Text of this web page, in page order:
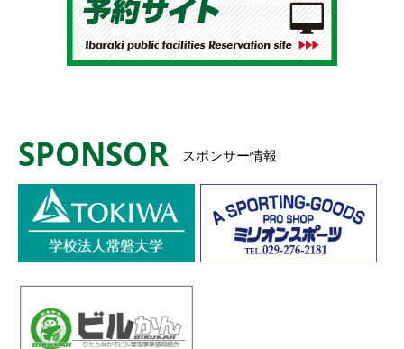
SPONSOR スポンサー情報